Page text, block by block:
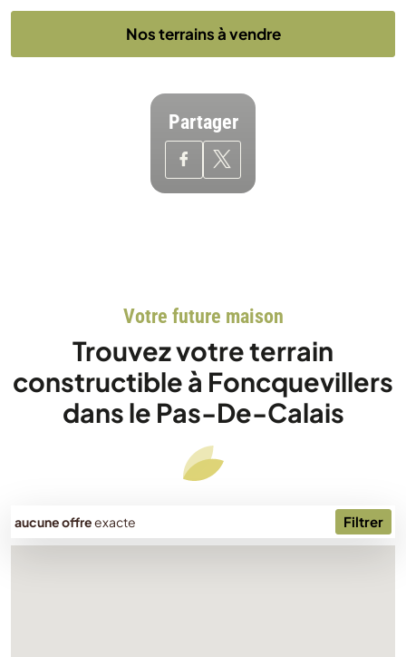
Nos terrains à vendre
Partager
Votre future maison
Trouvez votre terrain
constructible à Foncquevillers
dans le Pas-De-Calais
aucune offreexacte Filtrer